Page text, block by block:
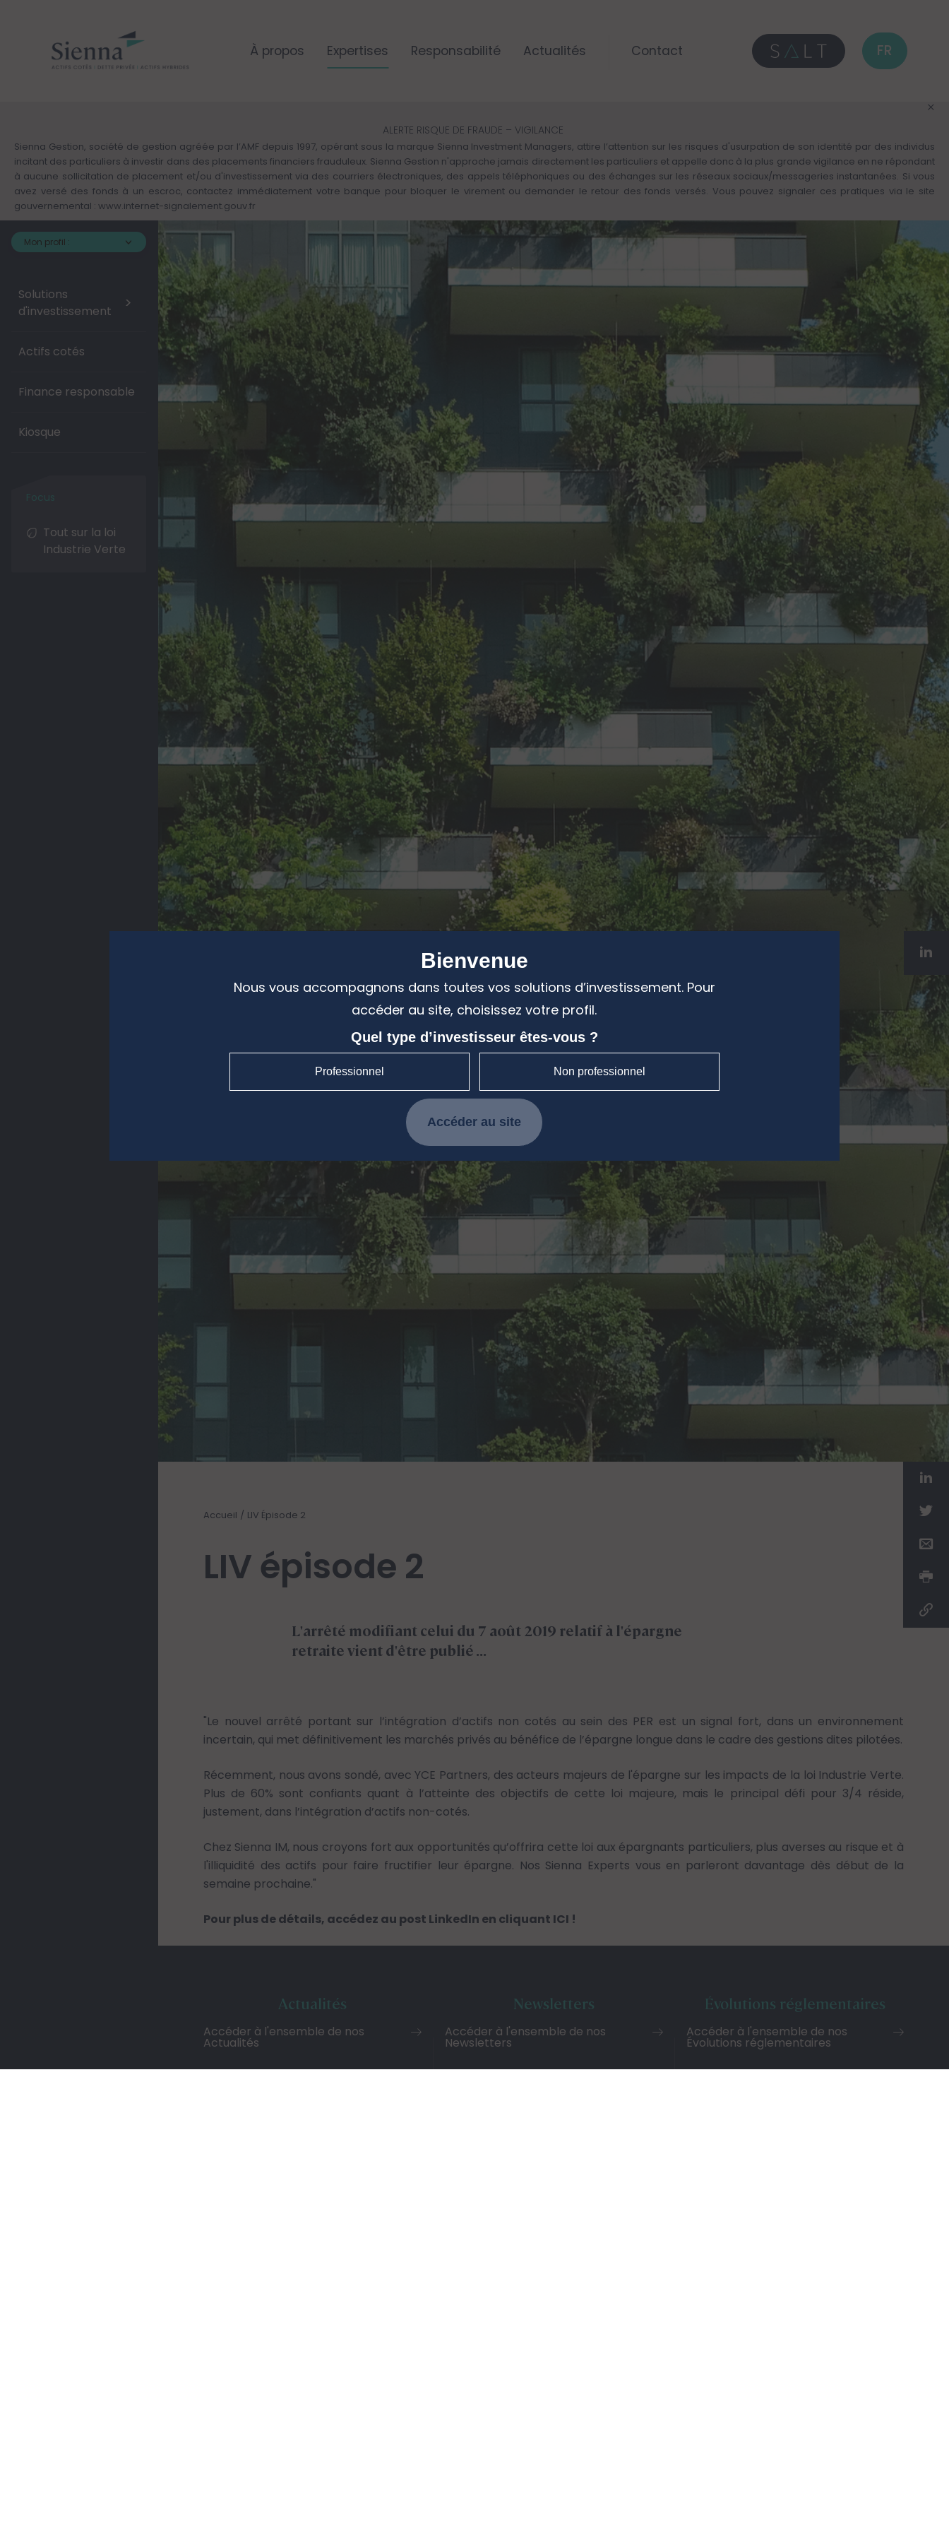
À propos Expertises Responsabilité Actualités Contact FR
ALERTE RISQUE DE FRAUDE – VIGILANCE
Sienna Gestion, société de gestion agréée par l’AMF depuis 1997, opérant sous la marque Sienna Investment Managers, attire l’attention sur les risques d'usurpation de son identité par des individus
incitant des particuliers à investir dans des placements financiers frauduleux. Sienna Gestion n'approche jamais directement les particuliers et appelle donc à la plus grande vigilance en ne répondant
à aucune sollicitation de placement et/ou d'investissement via des courriers électroniques, des appels téléphoniques ou des échanges sur les réseaux sociaux/messageries instantanées. Si vous
avez versé des fonds à un escroc, contactez immédiatement votre banque pour bloquer le virement ou demander le retour des fonds versés. Vous pouvez signaler ces pratiques via le site
gouvernemental : www.internet-signalement.gouv.fr
Mon profil :
Solutions
d'investissement
>
Actifs cotés
Finance responsable
Kiosque
Tout sur la loi
Industrie Verte
Accueil LIV Épisode 2
LIV épisode 2
L'arrêté modifiant celui du 7 août 2019 relatif à l'épargne
retraite vient d'être publié …
"Le nouvel arrêté portant sur l’intégration d’actifs non cotés au sein des PER est un signal fort, dans un environnement
incertain, qui met définitivement les marchés privés au bénéfice de l’épargne longue dans le cadre des gestions dites pilotées.
Récemment, nous avons sondé, avec YCE Partners, des acteurs majeurs de l'épargne sur les impacts de la loi Industrie Verte.
Plus de 60% sont confiants quant à l’atteinte des objectifs de cette loi majeure, mais le principal défi pour 3/4 réside,
justement, dans l’intégration d’actifs non-cotés.
Chez Sienna IM, nous croyons fort aux opportunités qu’offrira cette loi aux épargnants particuliers, plus averses au risque et à
l'illiquidité des actifs pour faire fructifier leur épargne. Nos Sienna Experts vous en parleront davantage dès début de la
semaine prochaine."
Pour plus de détails, accédez au post LinkedIn en cliquant ICI !
Actualités
Accéder à l'ensemble de nos
Actualités
Newsletters
Accéder à l'ensemble de nos
Newsletters
Évolutions réglementaires
Accéder à l'ensemble de nos
Évolutions réglementaires
Bienvenue
Nous vous accompagnons dans toutes vos solutions d’investissement. Pour
accéder au site, choisissez votre profil.
Quel type d’investisseur êtes-vous ?
Professionnel Non professionnel
Accéder au site